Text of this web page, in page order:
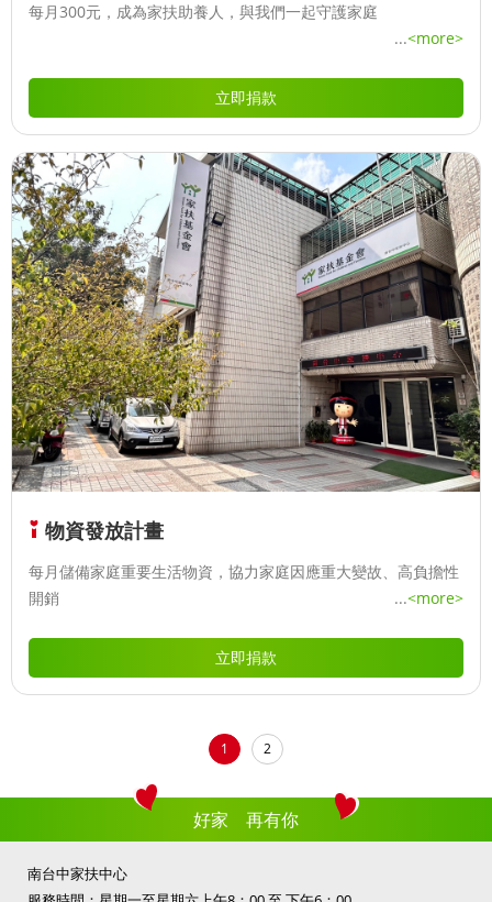
每月300元，成為家扶助養人，與我們一起守護家庭
...<more>
立即捐款
物資發放計畫
每月儲備家庭重要生活物資，協力家庭因應重大變故、高負擔性
開銷
...<more>
立即捐款
1 2
好家 再有你
南台中家扶中心